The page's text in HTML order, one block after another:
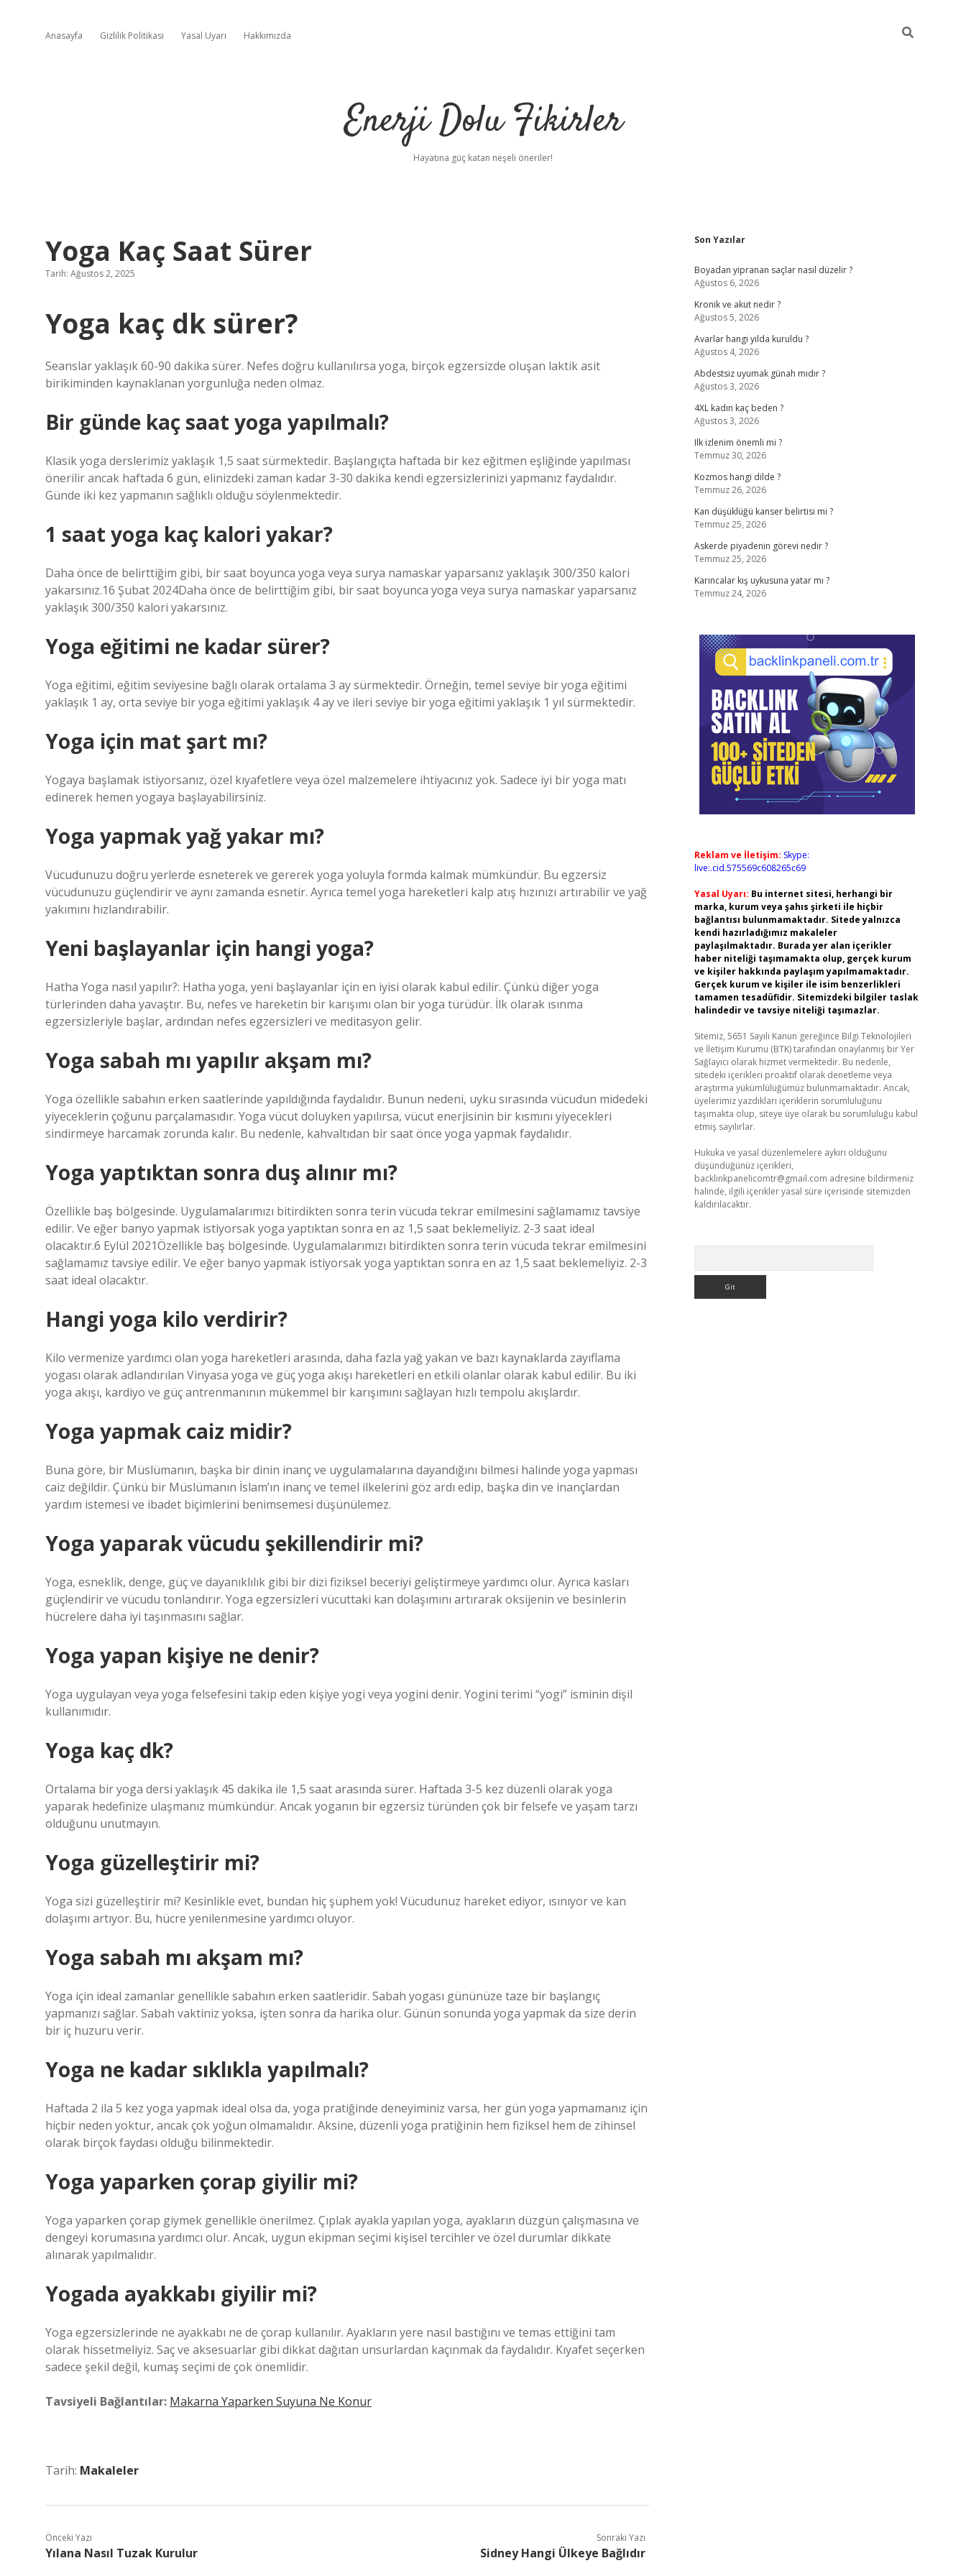
Anasayfa Gizlilik Politikası Yasal Uyarı Hakkımızda
Enerji Dolu Fikirler
Hayatına güç katan neşeli öneriler!
Yoga Kaç Saat Sürer
Tarih: Ağustos 2, 2025
Yoga kaç dk sürer?
Seanslar yaklaşık 60-90 dakika sürer. Nefes doğru kullanılırsa yoga, birçok egzersizde oluşan laktik asit
birikiminden kaynaklanan yorgunluğa neden olmaz.
Bir günde kaç saat yoga yapılmalı?
Klasik yoga derslerimiz yaklaşık 1,5 saat sürmektedir. Başlangıçta haftada bir kez eğitmen eşliğinde yapılması
önerilir ancak haftada 6 gün, elinizdeki zaman kadar 3-30 dakika kendi egzersizlerinizi yapmanız faydalıdır.
Günde iki kez yapmanın sağlıklı olduğu söylenmektedir.
1 saat yoga kaç kalori yakar?
Daha önce de belirttiğim gibi, bir saat boyunca yoga veya surya namaskar yaparsanız yaklaşık 300/350 kalori
yakarsınız.16 Şubat 2024Daha önce de belirttiğim gibi, bir saat boyunca yoga veya surya namaskar yaparsanız
yaklaşık 300/350 kalori yakarsınız.
Yoga eğitimi ne kadar sürer?
Yoga eğitimi, eğitim seviyesine bağlı olarak ortalama 3 ay sürmektedir. Örneğin, temel seviye bir yoga eğitimi
yaklaşık 1 ay, orta seviye bir yoga eğitimi yaklaşık 4 ay ve ileri seviye bir yoga eğitimi yaklaşık 1 yıl sürmektedir.
Yoga için mat şart mı?
Yogaya başlamak istiyorsanız, özel kıyafetlere veya özel malzemelere ihtiyacınız yok. Sadece iyi bir yoga matı
edinerek hemen yogaya başlayabilirsiniz.
Yoga yapmak yağ yakar mı?
Vücudunuzu doğru yerlerde esneterek ve gererek yoga yoluyla formda kalmak mümkündür. Bu egzersiz
vücudunuzu güçlendirir ve aynı zamanda esnetir. Ayrıca temel yoga hareketleri kalp atış hızınızı artırabilir ve yağ
yakımını hızlandırabilir.
Yeni başlayanlar için hangi yoga?
Hatha Yoga nasıl yapılır?: Hatha yoga, yeni başlayanlar için en iyisi olarak kabul edilir. Çünkü diğer yoga
türlerinden daha yavaştır. Bu, nefes ve hareketin bir karışımı olan bir yoga türüdür. İlk olarak ısınma
egzersizleriyle başlar, ardından nefes egzersizleri ve meditasyon gelir.
Yoga sabah mı yapılır akşam mı?
Yoga özellikle sabahın erken saatlerinde yapıldığında faydalıdır. Bunun nedeni, uyku sırasında vücudun midedeki
yiyeceklerin çoğunu parçalamasıdır. Yoga vücut doluyken yapılırsa, vücut enerjisinin bir kısmını yiyecekleri
sindirmeye harcamak zorunda kalır. Bu nedenle, kahvaltıdan bir saat önce yoga yapmak faydalıdır.
Yoga yaptıktan sonra duş alınır mı?
Özellikle baş bölgesinde. Uygulamalarımızı bitirdikten sonra terin vücuda tekrar emilmesini sağlamamız tavsiye
edilir. Ve eğer banyo yapmak istiyorsak yoga yaptıktan sonra en az 1,5 saat beklemeliyiz. 2-3 saat ideal
olacaktır.6 Eylül 2021Özellikle baş bölgesinde. Uygulamalarımızı bitirdikten sonra terin vücuda tekrar emilmesini
sağlamamız tavsiye edilir. Ve eğer banyo yapmak istiyorsak yoga yaptıktan sonra en az 1,5 saat beklemeliyiz. 2-3
saat ideal olacaktır.
Hangi yoga kilo verdirir?
Kilo vermenize yardımcı olan yoga hareketleri arasında, daha fazla yağ yakan ve bazı kaynaklarda zayıflama
yogası olarak adlandırılan Vinyasa yoga ve güç yoga akışı hareketleri en etkili olanlar olarak kabul edilir. Bu iki
yoga akışı, kardiyo ve güç antrenmanının mükemmel bir karışımını sağlayan hızlı tempolu akışlardır.
Yoga yapmak caiz midir?
Buna göre, bir Müslümanın, başka bir dinin inanç ve uygulamalarına dayandığını bilmesi halinde yoga yapması
caiz değildir. Çünkü bir Müslümanın İslam’ın inanç ve temel ilkelerini göz ardı edip, başka din ve inançlardan
yardım istemesi ve ibadet biçimlerini benimsemesi düşünülemez.
Yoga yaparak vücudu şekillendirir mi?
Yoga, esneklik, denge, güç ve dayanıklılık gibi bir dizi fiziksel beceriyi geliştirmeye yardımcı olur. Ayrıca kasları
güçlendirir ve vücudu tonlandırır. Yoga egzersizleri vücuttaki kan dolaşımını artırarak oksijenin ve besinlerin
hücrelere daha iyi taşınmasını sağlar.
Yoga yapan kişiye ne denir?
Yoga uygulayan veya yoga felsefesini takip eden kişiye yogi veya yogini denir. Yogini terimi “yogi” isminin dişil
kullanımıdır.
Yoga kaç dk?
Ortalama bir yoga dersi yaklaşık 45 dakika ile 1,5 saat arasında sürer. Haftada 3-5 kez düzenli olarak yoga
yaparak hedefinize ulaşmanız mümkündür. Ancak yoganın bir egzersiz türünden çok bir felsefe ve yaşam tarzı
olduğunu unutmayın.
Yoga güzelleştirir mi?
Yoga sizi güzelleştirir mi? Kesinlikle evet, bundan hiç şüphem yok! Vücudunuz hareket ediyor, ısınıyor ve kan
dolaşımı artıyor. Bu, hücre yenilenmesine yardımcı oluyor.
Yoga sabah mı akşam mı?
Yoga için ideal zamanlar genellikle sabahın erken saatleridir. Sabah yogası gününüze taze bir başlangıç ​​
yapmanızı sağlar. Sabah vaktiniz yoksa, işten sonra da harika olur. Günün sonunda yoga yapmak da size derin
bir iç huzuru verir.
Yoga ne kadar sıklıkla yapılmalı?
Haftada 2 ila 5 kez yoga yapmak ideal olsa da, yoga pratiğinde deneyiminiz varsa, her gün yoga yapmamanız için
hiçbir neden yoktur, ancak çok yoğun olmamalıdır. Aksine, düzenli yoga pratiğinin hem fiziksel hem de zihinsel
olarak birçok faydası olduğu bilinmektedir.
Yoga yaparken çorap giyilir mi?
Yoga yaparken çorap giymek genellikle önerilmez. Çıplak ayakla yapılan yoga, ayakların düzgün çalışmasına ve
dengeyi korumasına yardımcı olur. Ancak, uygun ekipman seçimi kişisel tercihler ve özel durumlar dikkate
alınarak yapılmalıdır.
Yogada ayakkabı giyilir mi?
Yoga egzersizlerinde ne ayakkabı ne de çorap kullanılır. Ayakların yere nasıl bastığını ve temas ettiğini tam
olarak hissetmeliyiz. Saç ve aksesuarlar gibi dikkat dağıtan unsurlardan kaçınmak da faydalıdır. Kıyafet seçerken
sadece şekil değil, kumaş seçimi de çok önemlidir.
Tavsiyeli Bağlantılar: Makarna Yaparken Suyuna Ne Konur
Tarih: Makaleler
Önceki Yazı
Yılana Nasıl Tuzak Kurulur
Sonraki Yazı
Sidney Hangi Ülkeye Bağlıdır
Sidebar
Son Yazılar
Boyadan yipranan saçlar nasıl düzelir ?
Ağustos 6, 2026
Kronik ve akut nedir ?
Ağustos 5, 2026
Avarlar hangi yılda kuruldu ?
Ağustos 4, 2026
Abdestsiz uyumak günah mıdır ?
Ağustos 3, 2026
4XL kadın kaç beden ?
Ağustos 3, 2026
Ilk izlenim önemli mi ?
Temmuz 30, 2026
Kozmos hangi dilde ?
Temmuz 26, 2026
Kan düşüklüğü kanser belirtisi mi ?
Temmuz 25, 2026
Askerde piyadenin görevi nedir ?
Temmuz 25, 2026
Karıncalar kış uykusuna yatar mı ?
Temmuz 24, 2026
Reklam ve İletişim: Skype:
live:.cid.575569c608265c69
Yasal Uyarı: Bu internet sitesi, herhangi bir
marka, kurum veya şahıs şirketi ile hiçbir
bağlantısı bulunmamaktadır. Sitede yalnızca
kendi hazırladığımız makaleler
paylaşılmaktadır. Burada yer alan içerikler
haber niteliği taşımamakta olup, gerçek kurum
ve kişiler hakkında paylaşım yapılmamaktadır.
Gerçek kurum ve kişiler ile isim benzerlikleri
tamamen tesadüfidir. Sitemizdeki bilgiler taslak
halindedir ve tavsiye niteliği taşımazlar.
Sitemiz, 5651 Sayılı Kanun gereğince Bilgi Teknolojileri
ve İletişim Kurumu (BTK) tarafından onaylanmış bir Yer
Sağlayıcı olarak hizmet vermektedir. Bu nedenle,
sitedeki içerikleri proaktif olarak denetleme veya
araştırma yükümlülüğümüz bulunmamaktadır. Ancak,
üyelerimiz yazdıkları içeriklerin sorumluluğunu
taşımakta olup, siteye üye olarak bu sorumluluğu kabul
etmiş sayılırlar.
Hukuka ve yasal düzenlemelere aykırı olduğunu
düşündüğünüz içerikleri,
backlinkpanelicomtr@gmail.com adresine bildirmeniz
halinde, ilgili içerikler yasal süre içerisinde sitemizden
kaldırılacaktır.